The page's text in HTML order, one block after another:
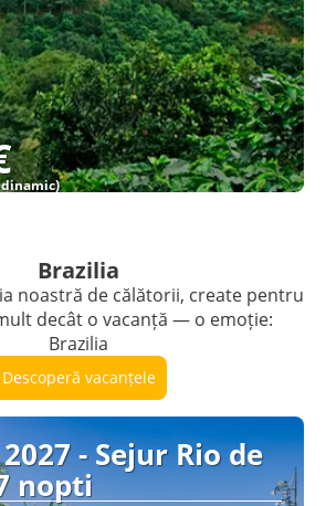
Brazilia
noastră de călătorii, create pentru
decât o vacanță — o emoție:
Brazilia
Descoperă vacanțele
- Sejur Rio de
nopti